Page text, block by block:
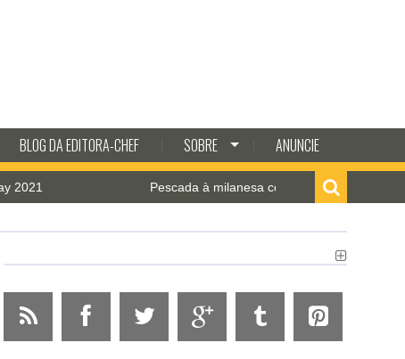
BLOG DA EDITORA-CHEF SOBRE
ANUNCIE
Pescada à milanesa com molho de camarão